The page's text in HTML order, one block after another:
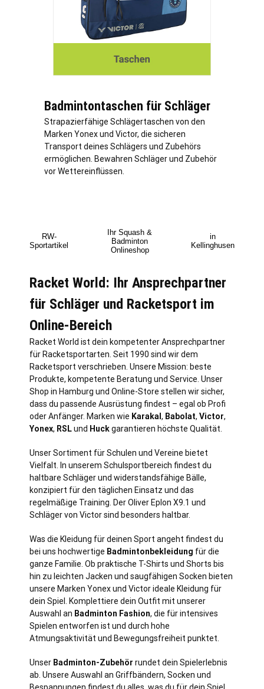
Badmintontaschen für Schläger
Strapazierfähige Schlägertaschen von den
Marken Yonex und Victor, die sicheren
Transport deines Schlägers und Zubehörs
ermöglichen. Bewahren Schläger und Zubehör
vor Wettereinflüssen.
RW-
Sportartikel
Ihr Squash &
Badminton
Onlineshop
in
Kellinghusen
Racket World: Ihr Ansprechpartner
für Schläger und Racketsport im
Online-Bereich
Racket World ist dein kompetenter Ansprechpartner
für Racketsportarten. Seit 1990 sind wir dem
Racketsport verschrieben. Unsere Mission: beste
Produkte, kompetente Beratung und Service. Unser
Shop in Hamburg und Online-Store stellen wir sicher,
dass du passende Ausrüstung findest – egal ob Profi
oder Anfänger. Marken wie Karakal , Babolat, Victor,
Yonex, RSLund Huckgarantieren höchste Qualität.
Unser Sortiment für Schulen und Vereine bietet
Vielfalt. In unserem Schulsportbereich findest du
haltbare Schläger und widerstandsfähige Bälle,
konzipiert für den täglichen Einsatz und das
regelmäßige Training. Der Oliver Eplon X9.1 und
Schläger von Victor sind besonders haltbar.
Was die Kleidung für deinen Sport angeht findest du
bei uns hochwertige Badmintonbekleidung für die
ganze Familie. Ob praktische T-Shirts und Shorts bis
hin zu leichten Jacken und saugfähigen Socken bieten
unsere Marken Yonex und Victor ideale Kleidung für
dein Spiel. Komplettiere dein Outfit mit unserer
Auswahl an Badminton Fashion, die für intensives
Spielen entworfen ist und durch hohe
Atmungsaktivität und Bewegungsfreiheit punktet.
Unser Badminton-Zubehör rundet dein Spielerlebnis
ab. Unsere Auswahl an Griffbändern, Socken und